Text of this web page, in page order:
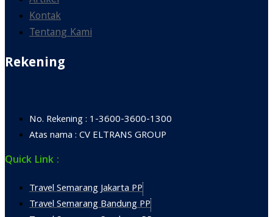
Kontak
Tentang Kami
Rekening
No. Rekening : 1-3600-3600-1300
Atas nama : CV ELTRANS GROUP
Quick Link :
Travel Semarang Jakarta PP
Travel Semarang Bandung PP